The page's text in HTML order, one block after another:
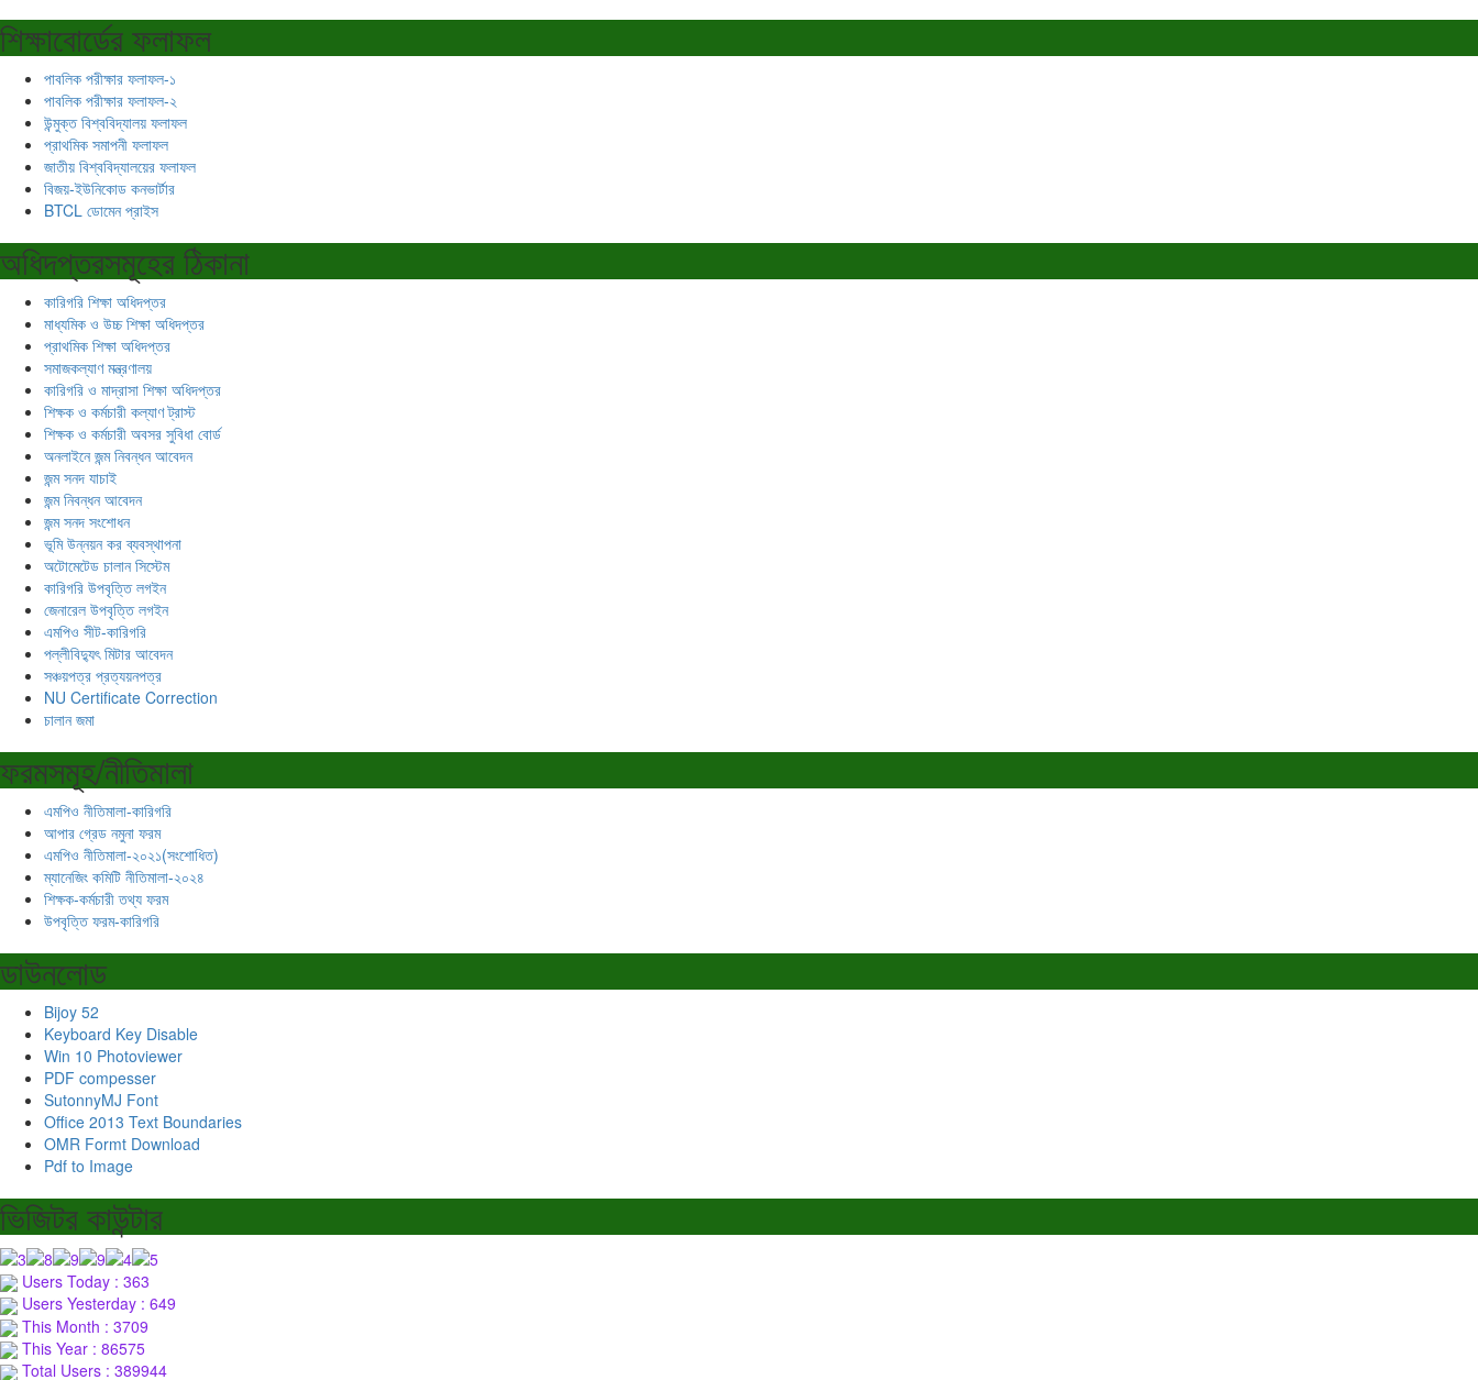
শিক্ষাবোর্ডের ফলাফল
পাবলিক পরীক্ষার ফলাফল-১
পাবলিক পরীক্ষার ফলাফল-২
উন্মুক্ত বিশ্ববিদ্যালয় ফলাফল
প্রাথমিক সমাপনী ফলাফল
জাতীয় বিশ্ববিদ্যালয়ের ফলাফল
বিজয়-ইউনিকোড কনভার্টার
BTCL ডোমেন প্রাইস
অধিদপ্তরসমূহের ঠিকানা
কারিগরি শিক্ষা অধিদপ্তর
মাধ্যমিক ও উচ্চ শিক্ষা অধিদপ্তর
প্রাথমিক শিক্ষা অধিদপ্তর
সমাজকল্যাণ মন্ত্রণালয়
কারিগরি ও মাদ্রাসা শিক্ষা অধিদপ্তর
শিক্ষক ও কর্মচারী কল্যাণ ট্রাস্ট
শিক্ষক ও কর্মচারী অবসর সুবিধা বোর্ড
অনলাইনে জন্ম নিবন্ধন আবেদন
জন্ম সনদ যাচাই
জন্ম নিবন্ধন আবেদন
জন্ম সনদ সংশোধন
ভূমি উন্নয়ন কর ব্যবস্থাপনা
অটোমেটেড চালান সিস্টেম
কারিগরি উপবৃত্তি লগইন
জেনারেল উপবৃত্তি লগইন
এমপিও সীট-কারিগরি
পল্লীবিদ্যুৎ মিটার আবেদন
সঞ্চয়পত্র প্রত্যয়নপত্র
NU Certificate Correction
চালান জমা
ফরমসমূহ/নীতিমালা
এমপিও নীতিমালা-কারিগরি
আপার গ্রেড নমুনা ফরম
এমপিও নীতিমালা-২০২১(সংশোধিত)
ম্যানেজিং কমিটি নীতিমালা-২০২৪
শিক্ষক-কর্মচারী তথ্য ফরম
উপবৃত্তি ফরম-কারিগরি
ডাউনলোড
Bijoy 52
Keyboard Key Disable
Win 10 Photoviewer
PDF compesser
SutonnyMJ Font
Office 2013 Text Boundaries
OMR Formt Download
Pdf to Image
ভিজিটর কাউন্টার
Users Today : 363
Users Yesterday : 649
This Month : 3709
This Year : 86575
Total Users : 389944